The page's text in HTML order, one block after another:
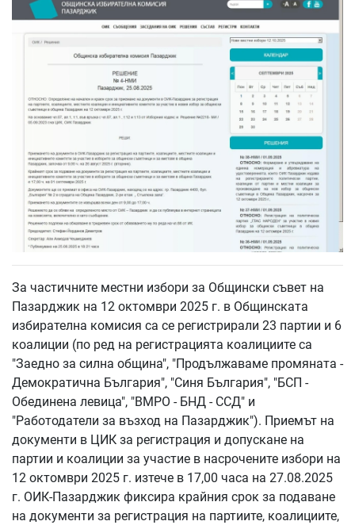
За частичните местни избори за Общински съвет на
Пазарджик на 12 октомври 2025 г. в Общинската
избирателна комисия са се регистрирали 23 партии и 6
коалиции (по ред на регистрацията коалициите са
"Заедно за силна община", "Продължаваме промяната -
Демократична България", "Синя България", "БСП -
Обединена левица", "ВМРО - БНД - ССД" и
"Работодатели за възход на Пазарджик"). Приемът на
документи в ЦИК за регистрация и допускане на
партии и коалиции за участие в насрочените избори на
12 октомври 2025 г. изтече в 17,00 часа на 27.08.2025
г. ОИК-Пазарджик фиксира крайния срок за подаване
на документи за регистрация на партиите, коалициите,